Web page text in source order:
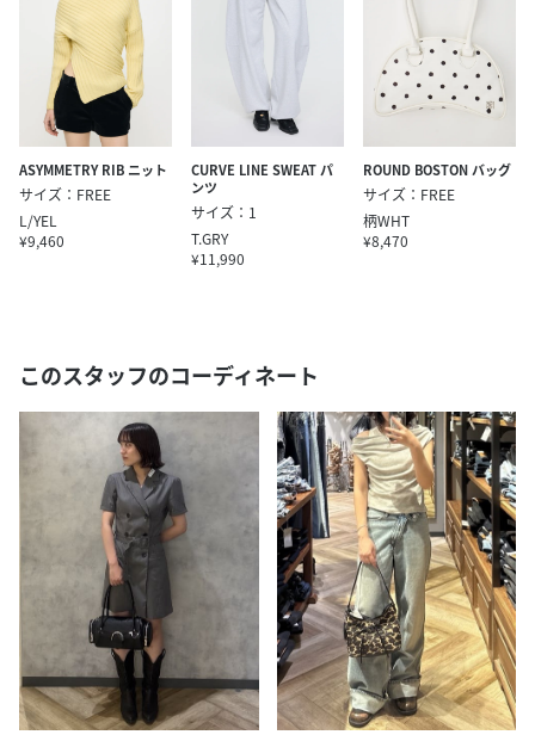
ASYMMETRY RIB ニット
サイズ：FREE
L/YEL
¥9,460
CURVE LINE SWEAT パ
ンツ
サイズ：1
T.GRY
¥11,990
ROUND BOSTON バッグ
サイズ：FREE
柄WHT
¥8,470
このスタッフのコーディネート